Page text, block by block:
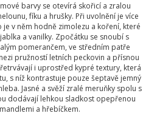
barvy se otevírá skořicí a zralou
fíku a hrušky. Při uvolnění je více
v něm hodně zimolezu a koření, které
a vanilky. Zpočátku se snoubí s
pomerančem, ve středním patře
pružností letních peckovin a přísnou
i uprostřed kypré textury, která
s níž kontrastuje pouze šeptavě jemný
Jasné a svěží zralé meruňky spolu s
dodávají lehkou sladkost opepřenou
a hřebíčkem.